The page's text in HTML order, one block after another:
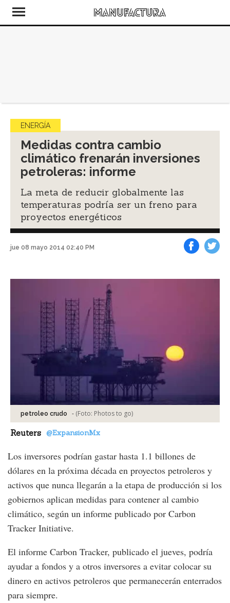
ENERGÍA
Medidas contra cambio
climático frenarán inversiones
petroleras: informe
La meta de reducir globalmente las
temperaturas podría ser un freno para
proyectos energéticos
jue 08 mayo 2014 02:40 PM
petroleo crudo - (Foto: Photos to go)
Reuters @ExpansionMx
Los inversores podrían gastar hasta 1.1 billones de
dólares en la próxima década en proyectos petroleros y
activos que nunca llegarán a la etapa de producción si los
gobiernos aplican medidas para contener al cambio
climático, según un informe publicado por Carbon
Tracker Initiative.
El informe Carbon Tracker, publicado el jueves, podría
ayudar a fondos y a otros inversores a evitar colocar su
dinero en activos petroleros que permanecerán enterrados
para siempre.